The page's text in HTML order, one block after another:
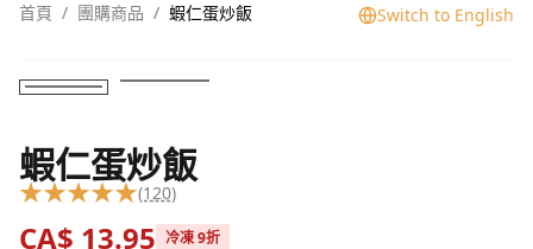
首頁 / 團購商品 / 蝦仁蛋炒飯 Switch to English
蝦仁蛋炒飯
★★★★★(120)
CA$ 13.95 冷凍 9折